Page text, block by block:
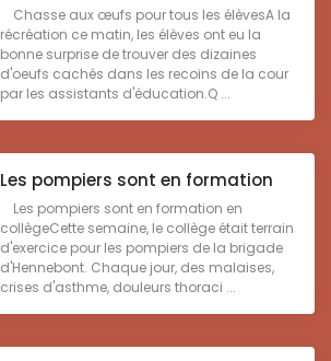
Chasse aux œufs pour tous les élèvesA la
récréation ce matin, les élèves ont eu la
bonne surprise de trouver des dizaines
d'oeufs cachés dans les recoins de la cour
par les assistants d'éducation.Q ...
Les pompiers sont en formation
Les pompiers sont en formation en
collègeCette semaine, le collège était terrain
d'exercice pour les pompiers de la brigade
d'Hennebont. Chaque jour, des malaises,
crises d'asthme, douleurs thoraci ...